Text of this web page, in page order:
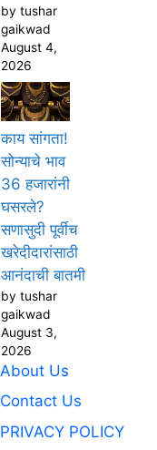
by tushar
gaikwad
August 4,
2026
काय सांगता!
सोन्याचे भाव
36 हजारांनी
घसरले?
सणासुदी पूर्वीच
खरेदीदारांसाठी
आनंदाची बातमी
by tushar
gaikwad
August 3,
2026
About Us
Contact Us
PRIVACY POLICY